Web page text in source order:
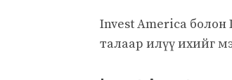
Invest America
талаар илүү ихийг